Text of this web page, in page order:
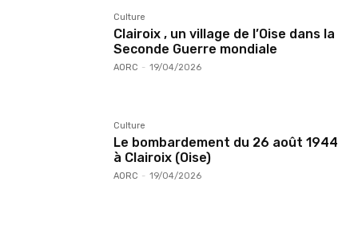
Culture
Clairoix , un village de l’Oise dans la
Seconde Guerre mondiale
AORC - 19/04/2026
Culture
Le bombardement du 26 août 1944
à Clairoix (Oise)
AORC - 19/04/2026